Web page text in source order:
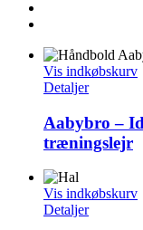
Vis indkøbskurv
Detaljer
Aabybro –
træningslejr
Vis indkøbskurv
Detaljer